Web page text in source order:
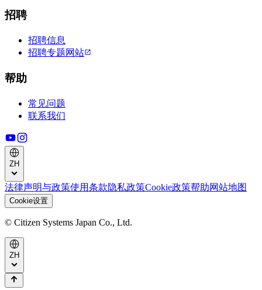
招聘
招聘信息
招聘专题网站
帮助
常见问题
联系我们
ZH
法律声明与政策使用条款隐私政策Cookie政策帮助网站地图
Cookie设置
© Citizen Systems Japan Co., Ltd.
ZH